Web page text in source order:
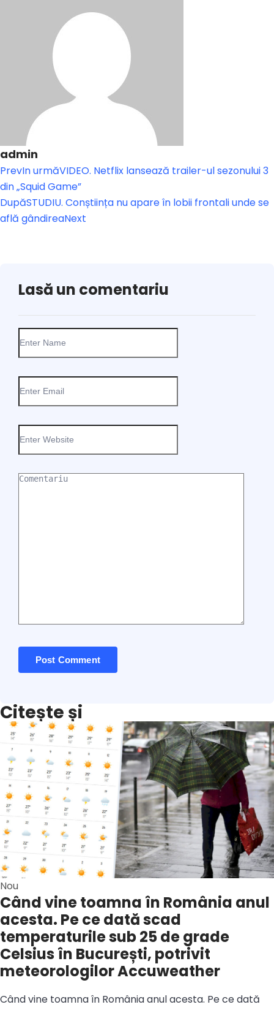
admin
PrevIn urmăVIDEO. Netflix lansează trailer-ul sezonului 3
din „Squid Game”
DupăSTUDIU. Conștiința nu apare în lobii frontali unde se
află gândireaNext
Lasă un comentariu
Citește și
Nou
Când vine toamna în România anul
acesta. Pe ce dată scad
temperaturile sub 25 de grade
Celsius în București, potrivit
meteorologilor Accuweather
Când vine toamna în România anul acesta. Pe ce dată